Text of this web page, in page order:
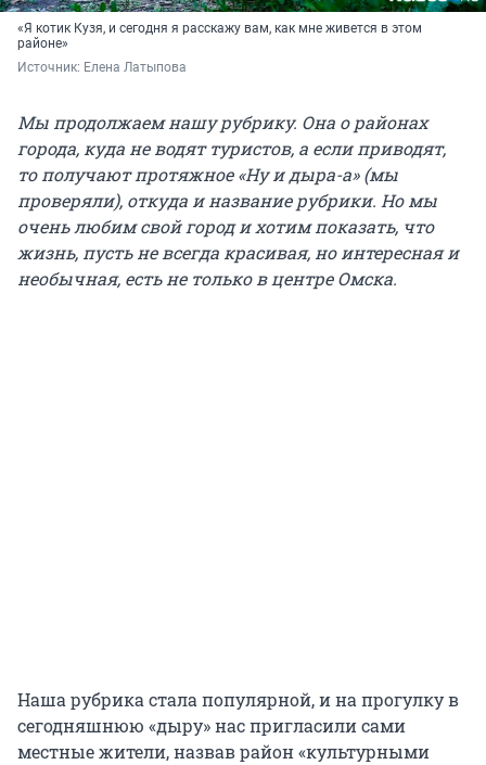
«Я котик Кузя, и сегодня я расскажу вам, как мне живется в этом
районе»
Источник: Елена Латыпова
Мы продолжаем нашу рубрику. Она о районах
города, куда не водят туристов, а если приводят,
то получают протяжное «Ну и дыра-а» (мы
проверяли), откуда и название рубрики. Но мы
очень любим свой город и хотим показать, что
жизнь, пусть не всегда красивая, но интересная и
необычная, есть не только в центре Омска.
Наша рубрика стала популярной, и на прогулку в
сегодняшнюю «дыру» нас пригласили сами
местные жители, назвав район «культурными